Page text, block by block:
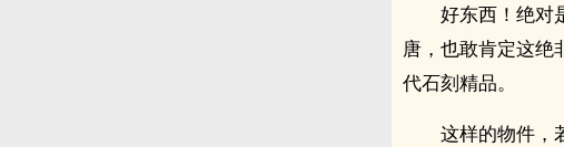
好东西！绝对
唐，也敢肯定这绝
代石刻精品。
这样的物件，